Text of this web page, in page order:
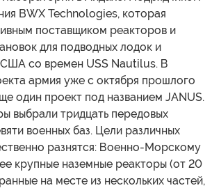
BWX Technologies, которая
поставщиком реакторов и
для подводных лодок и
со времен USS Nautilus. В
армия уже с октября прошлого
один проект под названием JANUS.
выбрали тридцать передовых
военных баз. Цели различных
разнятся: Военно-Морскому
крупные наземные реакторы (от 20
на месте из нескольких частей,